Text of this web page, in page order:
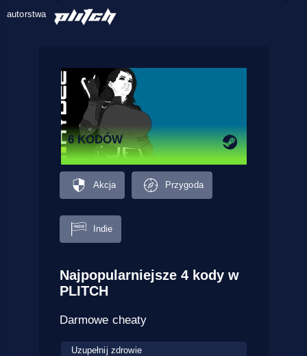
autorstwa
6 KODÓW
Akcja Przygoda
Indie
Najpopularniejsze 4 kody w
PLITCH
Darmowe cheaty
Uzupełnij zdrowie